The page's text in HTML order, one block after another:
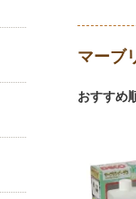
マーブ
おすすめ